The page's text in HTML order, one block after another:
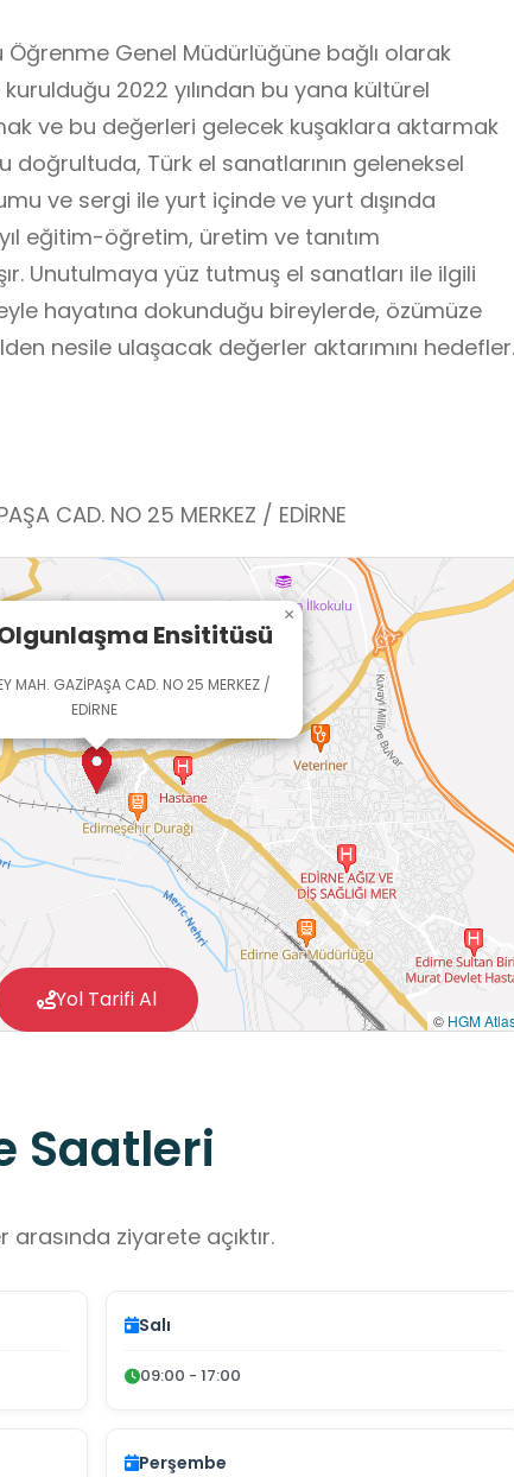
Öğrenme Genel Müdürlüğüne bağlı olarak
2022 yılından bu yana kültürel
ve bu değerleri gelecek kuşaklara aktarmak
doğrultuda, Türk el sanatlarının geleneksel
ve sergi ile yurt içinde ve yurt dışında
eğitim-öğretim, üretim ve tanıtım
Unutulmaya yüz tutmuş el sanatları ile ilgili
hayatına dokunduğu bireylerde, özümüze
nesile ulaşacak değerler aktarımını hedefler.
CAD. NO 25 MERKEZ / EDİRNE
Ensititüsü
MAH. GAZİPAŞA CAD. NO 25 MERKEZ /
EDİRNE
×
© HGM
Yol Tarifi Al
Saatleri
ziyarete açıktır.
Salı
09:00 - 17:00
Perşembe